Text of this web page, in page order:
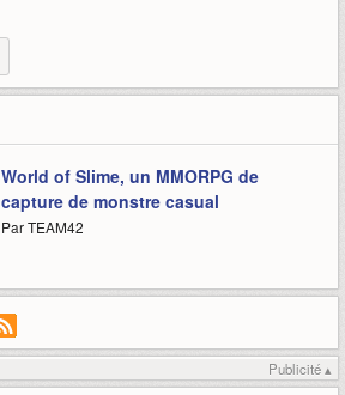
World of Slime, un MMORPG de
capture de monstre casual
Par TEAM42
Publicité ▴